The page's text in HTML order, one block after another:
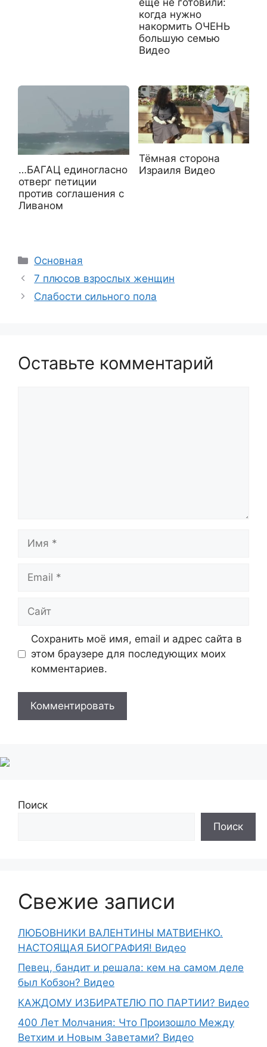
еще не готовили:
когда нужно
накормить ОЧЕНЬ
большую семью
Видео
…БАГАЦ единогласно
отверг петиции
против соглашения с
Ливаном
Тёмная сторона
Израиля Видео
Рубрики
Основная
7 плюсов взрослых женщин
Слабости сильного пола
Оставьте комментарий
Имя
Email
Сайт
Сохранить моё имя, email и адрес сайта в
этом браузере для последующих моих
комментариев.
Поиск
Поиск
Свежие записи
ЛЮБОВНИКИ ВАЛЕНТИНЫ МАТВИЕНКО.
НАСТОЯЩАЯ БИОГРАФИЯ! Видео
Певец, бандит и решала: кем на самом деле
был Кобзон? Видео
КАЖДОМУ ИЗБИРАТЕЛЮ ПО ПАРТИИ? Видео
400 Лет Молчания: Что Произошло Между
Ветхим и Новым Заветами? Видео